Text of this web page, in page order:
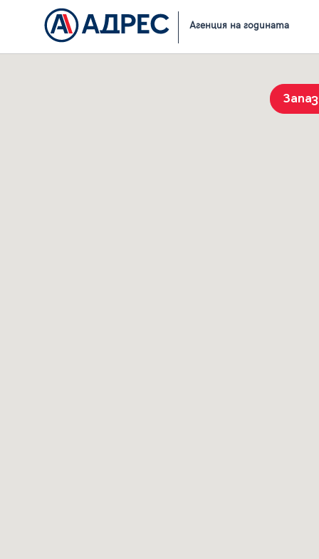
Агенция на годината
Начало Резултати от търсене